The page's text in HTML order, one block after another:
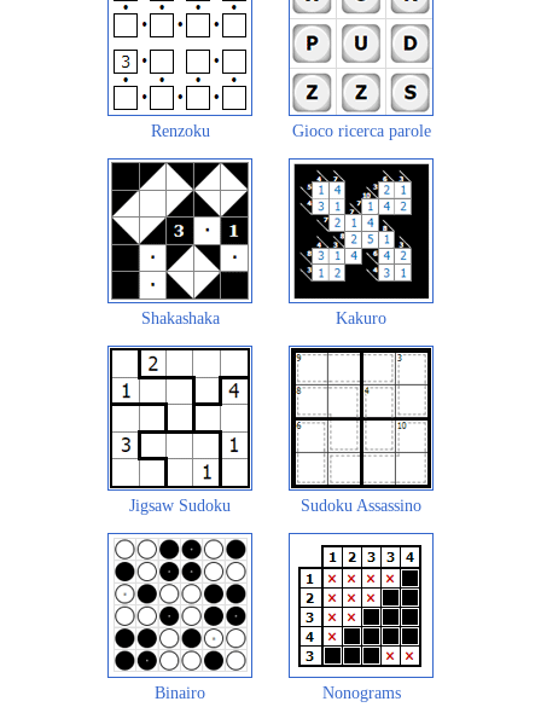
Renzoku Gioco ricerca parole
Shakashaka Kakuro
Jigsaw Sudoku Sudoku Assassino
Binairo Nonograms